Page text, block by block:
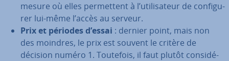
mesure où elles per­met­tent à l’uti­li­sa­teur de con­fi­gu­
rer lui-même l’accès au serveur.
Prix et périodes d’essai : dernier point, mais non
des moindres, le prix est souvent le critère de
décision numéro 1. Toutefois, il faut plutôt con­si­dé­